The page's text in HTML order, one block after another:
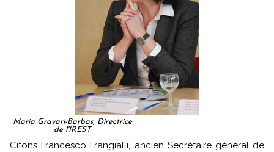
Maria Gravari-Barbas, Directrice
de l'IREST
Citons Francesco Frangialli, ancien Secrétaire général de